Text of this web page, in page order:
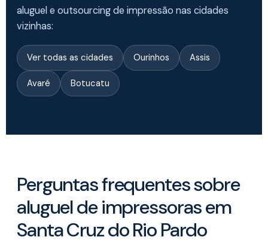
aluguel e outsourcing de impressão nas cidades
vizinhas:
Ver todas as cidades Ourinhos Assis
Avaré Botucatu
Perguntas frequentes sobre
aluguel de impressoras em
Santa Cruz do Rio Pardo